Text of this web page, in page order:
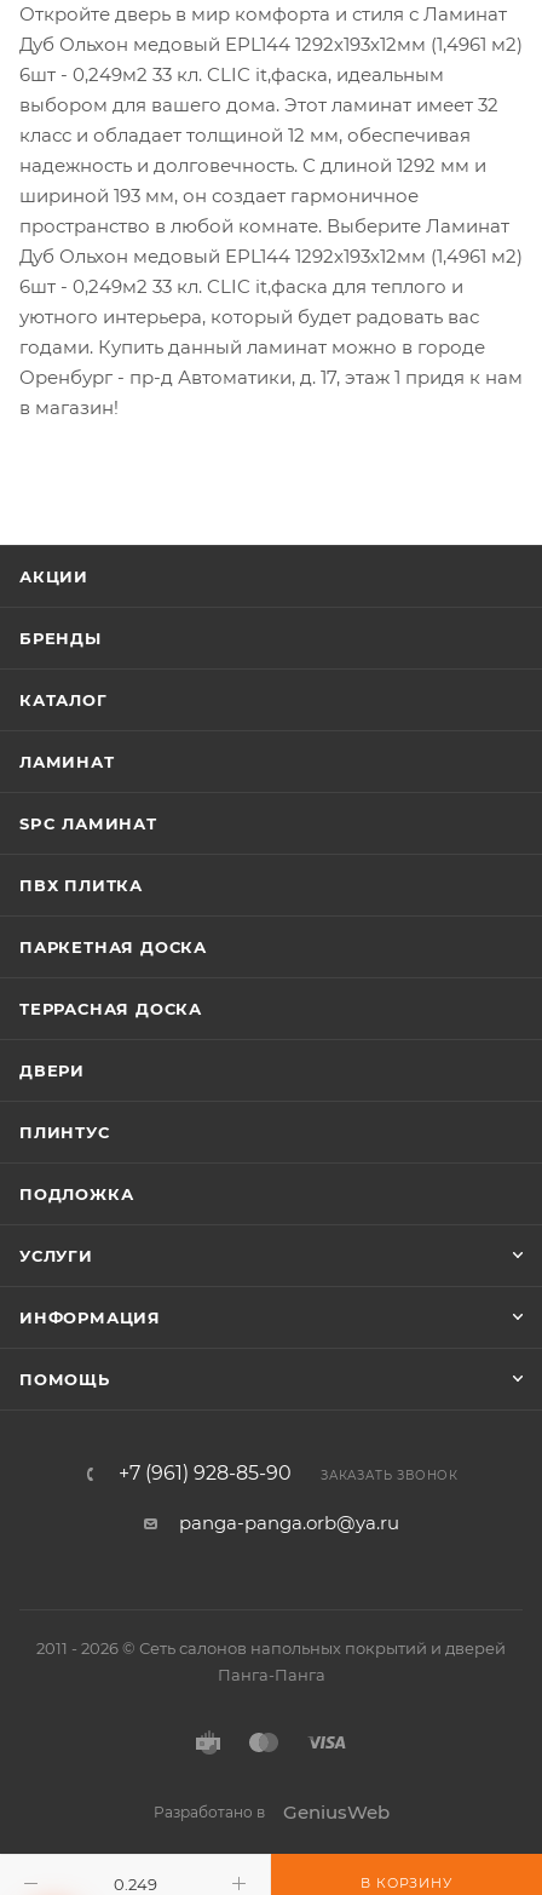
В КОРЗИНУ
Откройте дверь в мир комфорта и стиля с Ламинат
Дуб Ольхон медовый EPL144 1292х193х12мм (1,4961 м2)
6шт - 0,249м2 33 кл. CLIC it,фаска, идеальным
выбором для вашего дома. Этот ламинат имеет 32
класс и обладает толщиной 12 мм, обеспечивая
надежность и долговечность. С длиной 1292 мм и
шириной 193 мм, он создает гармоничное
пространство в любой комнате. Выберите Ламинат
Дуб Ольхон медовый EPL144 1292х193х12мм (1,4961 м2)
6шт - 0,249м2 33 кл. CLIC it,фаска для теплого и
уютного интерьера, который будет радовать вас
годами. Купить данный ламинат можно в городе
Оренбург - пр-д Автоматики, д. 17, этаж 1 придя к нам
в магазин!
АКЦИИ
БРЕНДЫ
КАТАЛОГ
ЛАМИНАТ
SPC ЛАМИНАТ
ПВХ ПЛИТКА
ПАРКЕТНАЯ ДОСКА
ТЕРРАСНАЯ ДОСКА
ДВЕРИ
ПЛИНТУС
ПОДЛОЖКА
УСЛУГИ
ИНФОРМАЦИЯ
ПОМОЩЬ
+7 (961) 928-85-90 ЗАКАЗАТЬ ЗВОНОК
panga-panga.orb@ya.ru
2011 - 2026 © Сеть салонов напольных покрытий и дверей
Панга-Панга
Разработано в GeniusWeb